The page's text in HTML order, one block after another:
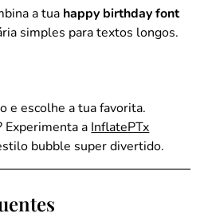
a tua happy birthday font
simples para textos longos.
e escolhe a tua favorita.
Experimenta a InflatePTx
bubble super divertido.